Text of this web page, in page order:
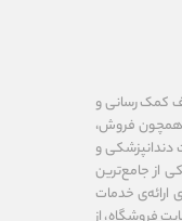
با هدف کمک رسانی و
همچون فروش،
دندانپزشکی و
از جامع‌ترین
مداوا تجهیز، به صورت 24ساعته، آماده‌ی ارائه‌ی خدمات